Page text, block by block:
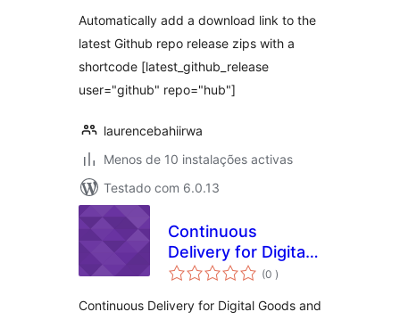
Automatically add a download link to the
latest Github repo release zips with a
shortcode [latest_github_release
user="github" repo="hub"]
laurencebahiirwa
Menos de 10 instalações activas
Testado com 6.0.13
Continuous
Delivery for Digital
Goods and
(0 classificações
)
Continuous Delivery for Digital Goods and